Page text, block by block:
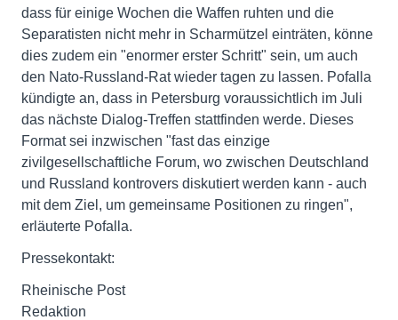
dass für einige Wochen die Waffen ruhten und die
Separatisten nicht mehr in Scharmützel einträten, könne
dies zudem ein "enormer erster Schritt" sein, um auch
den Nato-Russland-Rat wieder tagen zu lassen. Pofalla
kündigte an, dass in Petersburg voraussichtlich im Juli
das nächste Dialog-Treffen stattfinden werde. Dieses
Format sei inzwischen "fast das einzige
zivilgesellschaftliche Forum, wo zwischen Deutschland
und Russland kontrovers diskutiert werden kann - auch
mit dem Ziel, um gemeinsame Positionen zu ringen",
erläuterte Pofalla.
Pressekontakt:
Rheinische Post
Redaktion